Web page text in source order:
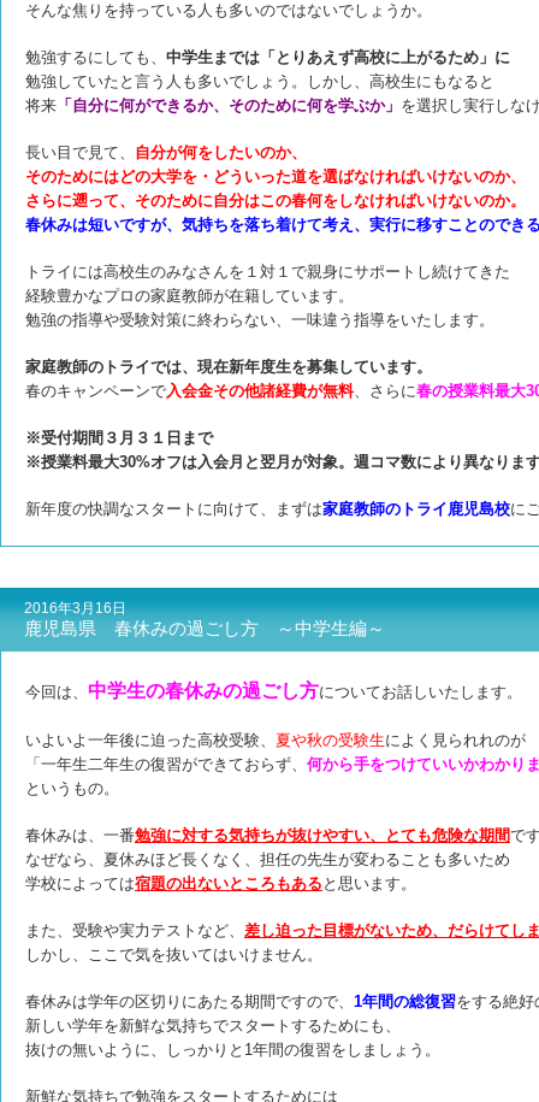
そんな焦りを持っている人も多いのではないでしょうか。
勉強するにしても、 中学生までは「とりあえず高校に上がるため」に
勉強していたと言う人も多いでしょう。しかし、高校生にもなると
将来 「自分に何ができるか、そのために何を学ぶか」 を選択し実行しな
長い目で見て、 自分が何をしたいのか、
そのためにはどの大学を・どういった道を選ばなければいけないのか、
さらに遡って、そのために自分はこの春何をしなければいけないのか。
春休みは短いですが、気持ちを落ち着けて考え、 実行に移すことのでき
トライには高校生のみなさんを１対１で親身にサポートし続けてきた
経験豊かなプロの家庭教師が在籍しています。
勉強の指導や受験対策に終わらない、一味違う指導をいたします。
家庭教師のトライでは、現在新年度生を募集しています。
春のキャンペーンで入会金その他諸経費が無料、さらに春の授業料最大
※受付期間３月３１日まで
※授業料最大30%オフは入会月と翌月が対象。週コマ数により異なりま
新年度の快調なスタートに向けて、まずは家庭教師のトライ鹿児島校に
2016年3月16日
鹿児島県 春休みの過ごし方 ～中学生編～
今回は、 中学生の春休みの過ごし方についてお話しいたします。
いよいよ一年後に迫った高校受験、 夏や秋の受験生によく見られれのが
「一年生二年生の復習ができておらず、 何から手をつけていいかわかり
というもの。
春休みは、一番勉強に対する気持ちが抜けやすい、とても危険な期間で
なぜなら、夏休みほど長くなく、担任の先生が変わることも多いため
学校によっては宿題の出ないところもある と思います。
また、受験や実力テストなど、 差し迫った目標がないため、だらけてし
しかし、ここで気を抜いてはいけません。
春休みは学年の区切りにあたる期間ですので、 1年間の総復習をする絶
新しい学年を新鮮な気持ちでスタートするためにも、
抜けの無いように、しっかりと1年間の復習をしましょう。
新鮮な気持ちで勉強をスタートするためには